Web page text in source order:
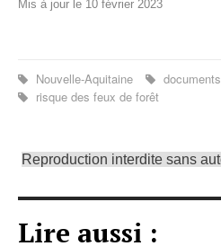
Mis à jour le 10 février 2023
Nouvelle-Aquitaine
risque des feux de forêt
Reproduction interdite sans
Lire aussi :